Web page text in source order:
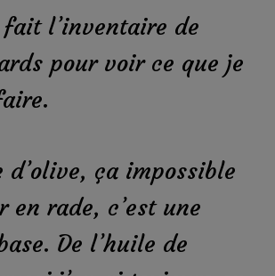
fait l’inventaire de
pour voir ce que je
d’olive, ça impossible
en rade, c’est une
De l’huile de